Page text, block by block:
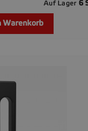
Auf Lager 6
Warenkorb